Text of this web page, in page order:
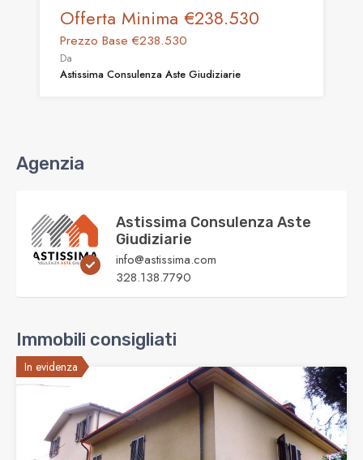
Offerta Minima €238.530
Prezzo Base €238.530
Da
Astissima Consulenza Aste Giudiziarie
Agenzia
Astissima Consulenza Aste
Giudiziarie
info@astissima.com
328.138.7790
Immobili consigliati
In evidenza